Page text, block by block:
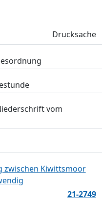
Drucksache
vom
zwischen Kiwittsmoor
21-2749